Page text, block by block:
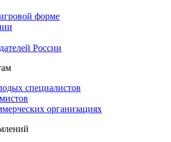
форме
России
специалистов
организациях